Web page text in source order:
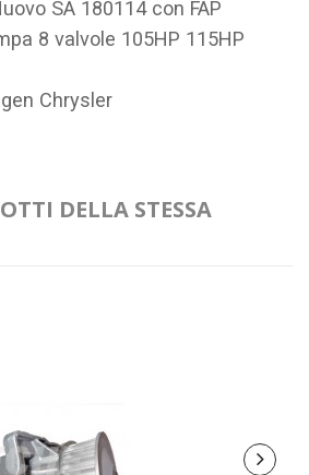
SA 180114 con FAP
8 valvole 105HP 115HP
Chrysler
DELLA STESSA